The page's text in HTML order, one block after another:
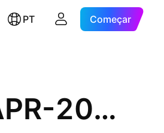
PT Começar
Banco Santander, S.A. 5.437% 15-APR-2036